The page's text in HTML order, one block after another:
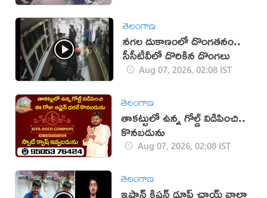
తెలంగాణ
నగల దుకాణంలో దొంగతనం..
సీసీటీవీలో దొరికిన దొంగలు
Aug 07, 2026, 02:08 IST
తెలంగాణ
తాకట్టులో ఉన్న గోల్డ్ విడిపించి..
కొనబడును
Aug 07, 2026, 02:08 IST
తెలంగాణ
ఇషాన్ కిషన్ డూప్ ఛాయ్ వాలా